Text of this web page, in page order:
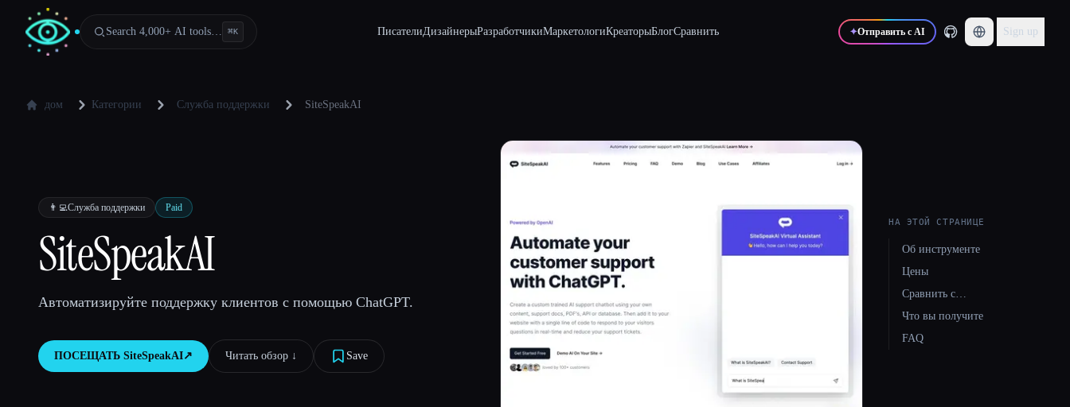
Search 4,000+ AI tools… ⌘K ПисателиДизайнерыРазработчикиМаркетологиКреаторыБлогСравнить ✦Отправить с AI Sign up
дом Категории Служба поддержки SiteSpeakAI
👨‍💻Служба поддержки Paid
SiteSpeakAI
Автоматизируйте поддержку клиентов с помощью ChatGPT.
ПОСЕЩАТЬ SiteSpeakAI↗︎ Читать обзор ↓︎ Save
НА ЭТОЙ СТРАНИЦЕ
Об инструменте
Цены
Сравнить с…
Что вы получите
FAQ